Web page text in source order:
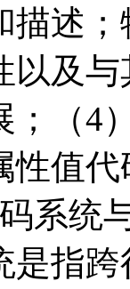
描述
以及
；（4
性值
码系
是指